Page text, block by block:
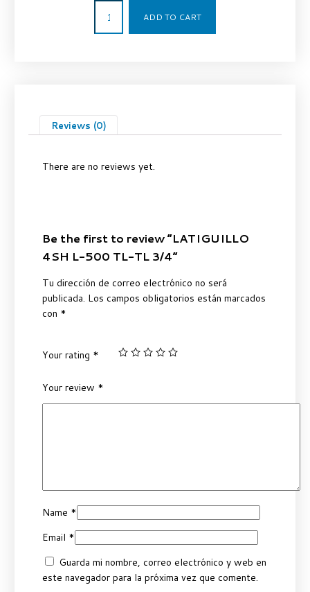
ADD TO CART
Reviews (0)
There are no reviews yet.
Be the first to review “LATIGUILLO
4SH L-500 TL-TL 3/4”
Tu dirección de correo electrónico no será
publicada. Los campos obligatorios están marcados
con *
Your rating *
Your review *
Name *
Email *
Guarda mi nombre, correo electrónico y web en
este navegador para la próxima vez que comente.